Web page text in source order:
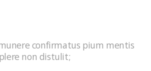
confirmatus pium mentis
non distulit;